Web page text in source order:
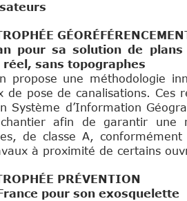
pour sa solution de
réel, sans topographes
propose une méthodologie
de pose de canalisations. Ces
Système d’Information
afin de garantir une
de classe A,
à proximité de certains
PRÉVENTION
pour son exosquelette